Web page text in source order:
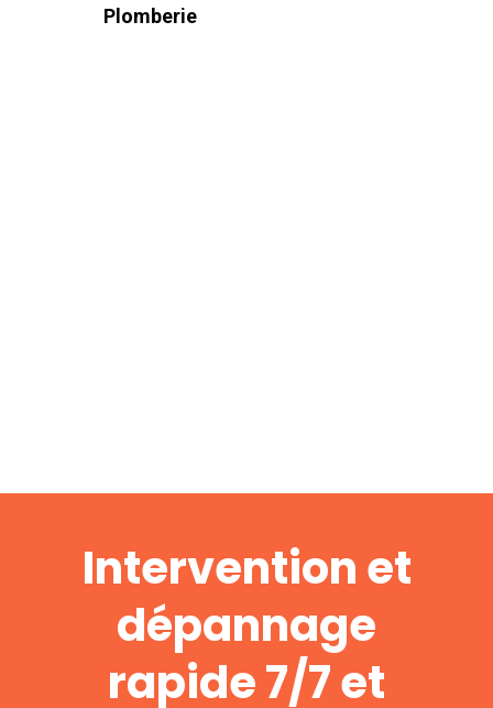
Plomberie
Intervention et
dépannage
rapide 7/7 et